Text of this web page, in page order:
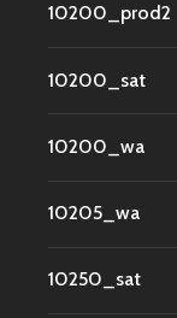
10200_prod2
10200_sat
10200_wa
10205_wa
10250_sat